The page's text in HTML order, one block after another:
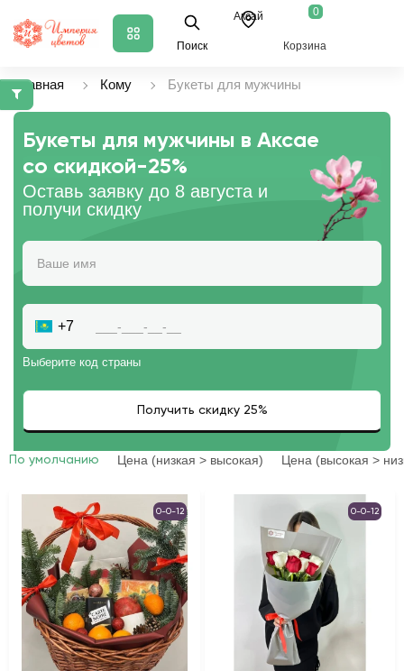
Поиск
Аксай 0
Корзина
Главная Кому Букеты для мужчины
Букеты для мужчины в Аксае
со скидкой-25%
Оставь заявку до 8 августа и
получи скидку
+7
Выберите код страны
По умолчанию Цена (низкая > высокая) Цена (высокая >
0-0-12 0-0-12